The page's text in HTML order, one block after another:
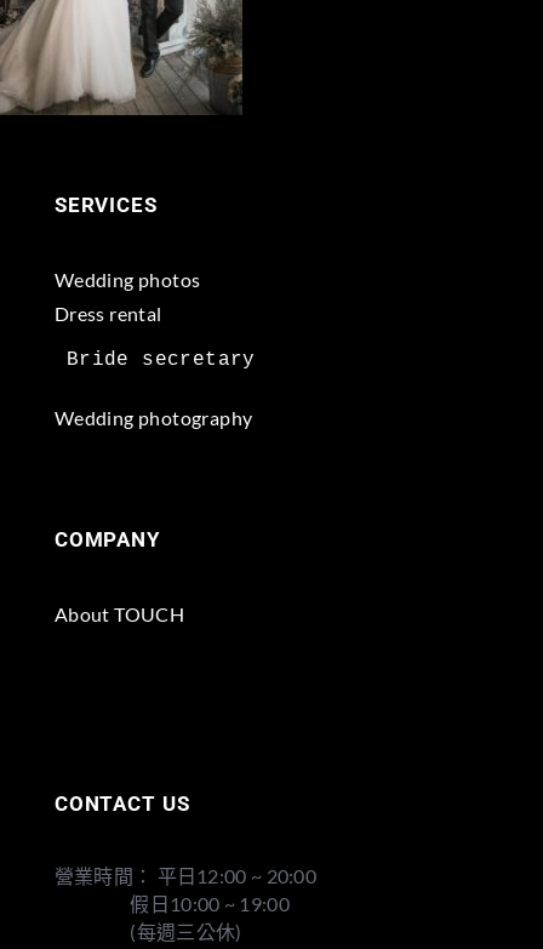
SERVICES
Wedding photos
Dress rental
Wedding photography
COMPANY
About TOUCH
CONTACT US
營業時間： 平日12:00 ~ 20:00
假日10:00 ~ 19:00
(每週三公休)